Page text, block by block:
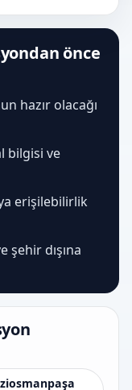
önce
hazır olacağı
bilgisi ve
erişilebilirlik
şehir dışına